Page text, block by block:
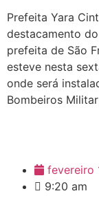
Prefeita Yara
destacamento
prefeita de São
esteve nesta
onde será
Bombeiros
fevereiro
9:20 am